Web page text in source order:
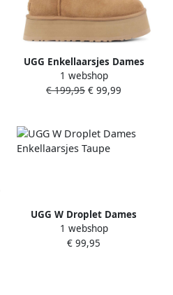
UGG Enkellaarsjes Dames
Classic Dipper Maat: 40
Materiaal: Suède Kleur:
1 webshop
€ 199,95 € 99,99
UGG W Droplet Dames
Enkellaarsjes Taupe
1 webshop
€ 99,95